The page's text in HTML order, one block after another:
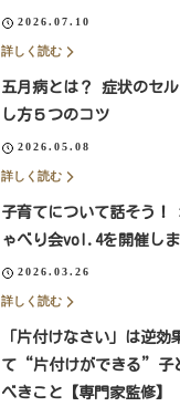
2026.07.10
詳しく読む
五月病とは？ 症状のセ
し方５つのコツ
2026.05.08
詳しく読む
子育てについて話そう！
ゃべり会vol.4を開催し
2026.03.26
詳しく読む
「片付けなさい」は逆
て“片付けができる”子
べきこと【専門家監修】